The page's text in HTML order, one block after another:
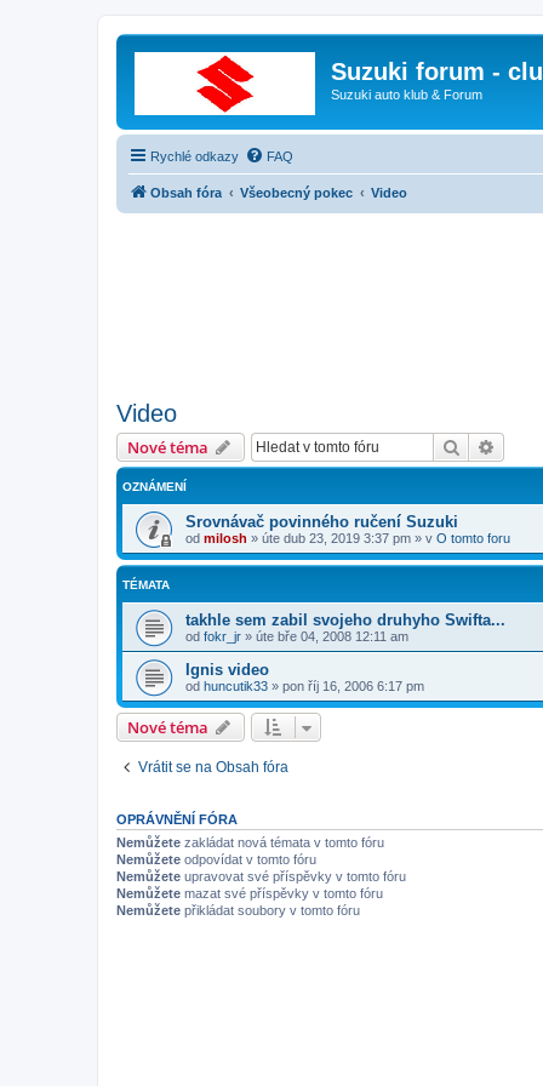
Suzuki forum -
Suzuki auto klub & Forum
Rychlé odkazy FAQ
Obsah fóra Všeobecný pokec Video
Video
Nové téma Hledat
OZNÁMENÍ
Srovnávač povinného ručení Suzuki
od milosh » úte dub 23, 2019 3:37 pm » v O tomto foru
TÉMATA
takhle sem zabil svojeho druhyho Swifta...
od fokr_jr » úte bře 04, 2008 12:11 am
Ignis video
od huncutik33 » pon říj 16, 2006 6:17 pm
Nové téma
Vrátit se na Obsah fóra
OPRÁVNĚNÍ FÓRA
Nemůžete zakládat nová témata v tomto fóru
Nemůžete odpovídat v tomto fóru
Nemůžete upravovat své příspěvky v tomto fóru
Nemůžete mazat své příspěvky v tomto fóru
Nemůžete přikládat soubory v tomto fóru